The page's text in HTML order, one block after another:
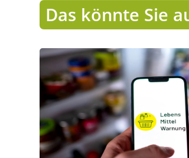
Das könnte Sie